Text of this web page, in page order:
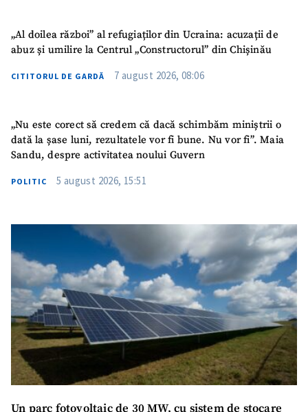
„Al doilea război” al refugiaților din Ucraina: acuzații de
abuz și umilire la Centrul „Constructorul” din Chișinău
CITITORUL DE GARDĂ 7 august 2026, 08:06
„Nu este corect să credem că dacă schimbăm miniștrii o
dată la șase luni, rezultatele vor fi bune. Nu vor fi”. Maia
Sandu, despre activitatea noului Guvern
POLITIC 5 august 2026, 15:51
Un parc fotovoltaic de 30 MW, cu sistem de stocare